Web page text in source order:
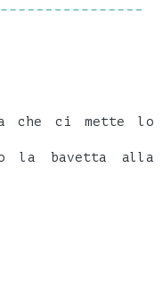
che ci mette lo
la bavetta alla